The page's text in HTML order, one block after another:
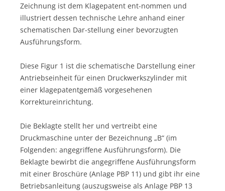
Zeichnung ist dem Klagepatent ent-nommen und
illustriert dessen technische Lehre anhand einer
schematischen Dar-stellung einer bevorzugten
Ausführungsform.
Diese Figur 1 ist die schematische Darstellung einer
Antriebseinheit für einen Druckwerkszylinder mit
einer klagepatentgemäß vorgesehenen
Korrektureinrichtung.
Die Beklagte stellt her und vertreibt eine
Druckmaschine unter der Bezeichnung „B“ (im
Folgenden: angegriffene Ausführungsform). Die
Beklagte bewirbt die angegriffene Ausführungsform
mit einer Broschüre (Anlage PBP 11) und gibt ihr eine
Betriebsanleitung (auszugsweise als Anlage PBP 13